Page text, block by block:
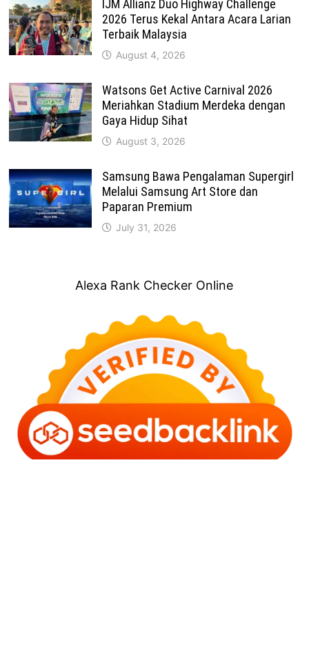
IJM Allianz Duo Highway Challenge
2026 Terus Kekal Antara Acara Larian
Terbaik Malaysia
August 4, 2026
Watsons Get Active Carnival 2026
Meriahkan Stadium Merdeka dengan
Gaya Hidup Sihat
August 3, 2026
Samsung Bawa Pengalaman Supergirl
Melalui Samsung Art Store dan
Paparan Premium
July 31, 2026
Alexa Rank Checker Online